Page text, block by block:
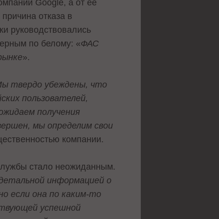
Google, а от ее
отказа в
руководствовались
по белому: «ФАС
».
твердо убеждены, что
пользователей,
получения
мы определим свои
компании.
стало неожиданным.
информацией о
если она по каким-то
успешной